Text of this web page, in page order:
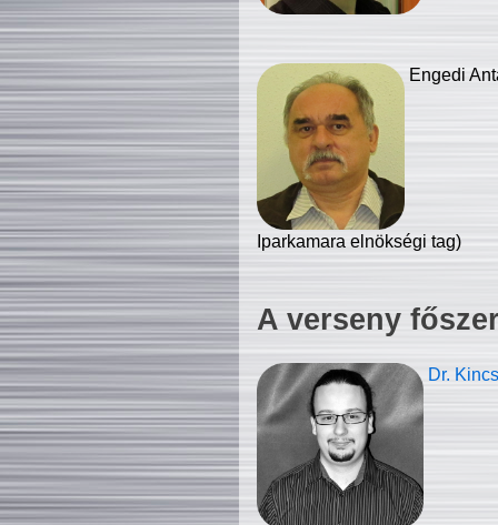
Engedi
Iparkamara elnökségi tag)
A verseny
Dr.